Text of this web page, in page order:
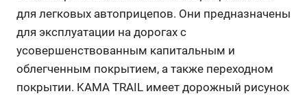
для легковых автоприцепов. Они предназначены
для эксплуатации на дорогах с
усовершенствованным капитальным и
облегченным покрытием, а также переходном
покрытии. KAMA TRAIL имеет дорожный рисунок